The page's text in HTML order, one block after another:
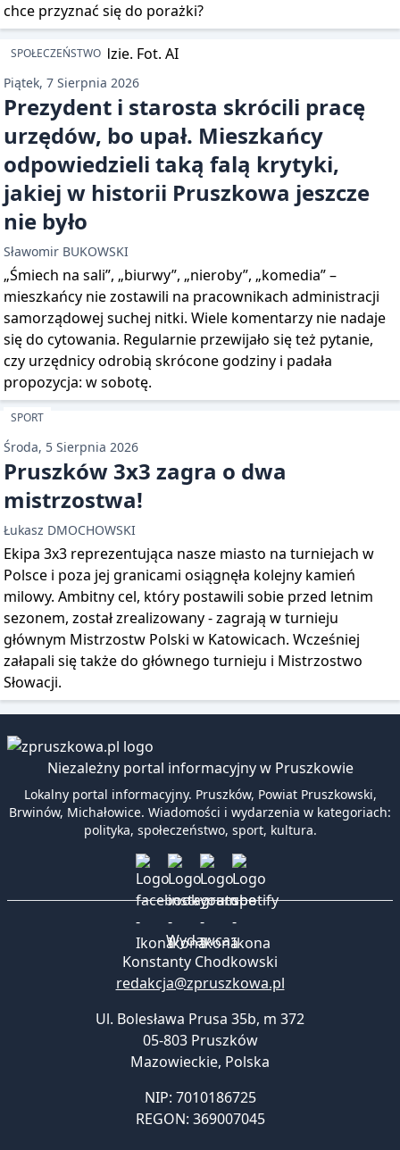
chce przyznać się do porażki?
SPOŁECZEŃSTWO
Piątek, 7 Sierpnia 2026
Prezydent i starosta skrócili pracę
urzędów, bo upał. Mieszkańcy
odpowiedzieli taką falą krytyki,
jakiej w historii Pruszkowa jeszcze
nie było
Sławomir BUKOWSKI
„Śmiech na sali”, „biurwy”, „nieroby”, „komedia” –
mieszkańcy nie zostawili na pracownikach administracji
samorządowej suchej nitki. Wiele komentarzy nie nadaje
się do cytowania. Regularnie przewijało się też pytanie,
czy urzędnicy odrobią skrócone godziny i padała
propozycja: w sobotę.
SPORT
Środa, 5 Sierpnia 2026
Pruszków 3x3 zagra o dwa
mistrzostwa!
Łukasz DMOCHOWSKI
Ekipa 3x3 reprezentująca nasze miasto na turniejach w
Polsce i poza jej granicami osiągnęła kolejny kamień
milowy. Ambitny cel, który postawili sobie przed letnim
sezonem, został zrealizowany - zagrają w turnieju
głównym Mistrzostw Polski w Katowicach. Wcześniej
załapali się także do głównego turnieju i Mistrzostwo
Słowacji.
Niezależny portal informacyjny w Pruszkowie
Lokalny portal informacyjny. Pruszków, Powiat Pruszkowski,
Brwinów, Michałowice. Wiadomości i wydarzenia w kategoriach:
polityka, społeczeństwo, sport, kultura.
Wydawca:
Konstanty Chodkowski
redakcja@zpruszkowa.pl
Ul. Bolesława Prusa 35b, m 372
05-803 Pruszków
Mazowieckie, Polska
NIP: 7010186725
REGON: 369007045